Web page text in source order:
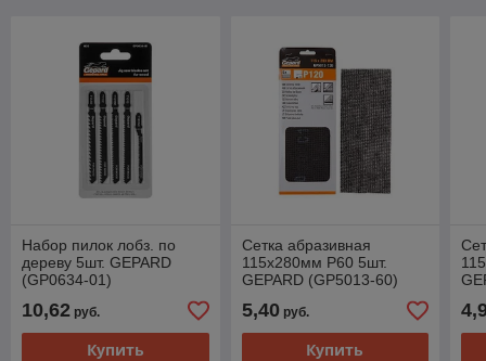
Набор пилок лобз. по
дереву 5шт. GEPARD
(GP0634-01)
10,62 руб.
Купить
Сетка абразивная
115х280мм Р60 5шт.
GEPARD (GP5013-60)
5,40руб.
Купить